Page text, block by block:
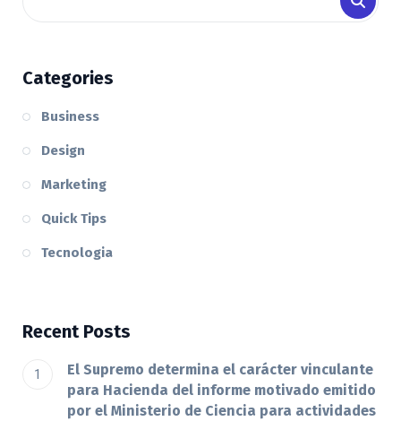
Categories
Business
Design
Marketing
Quick Tips
Tecnologia
Recent Posts
El Supremo determina el carácter vinculante
para Hacienda del informe motivado emitido
por el Ministerio de Ciencia para actividades